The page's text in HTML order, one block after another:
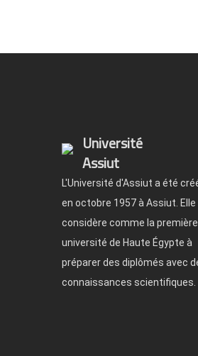
Université
Assiut
L'Université d'Assiut a été
en octobre 1957 à Assiut. Elle
considère comme la première
université de Haute Égypte à
préparer des diplômés avec
connaissances scientifiques.